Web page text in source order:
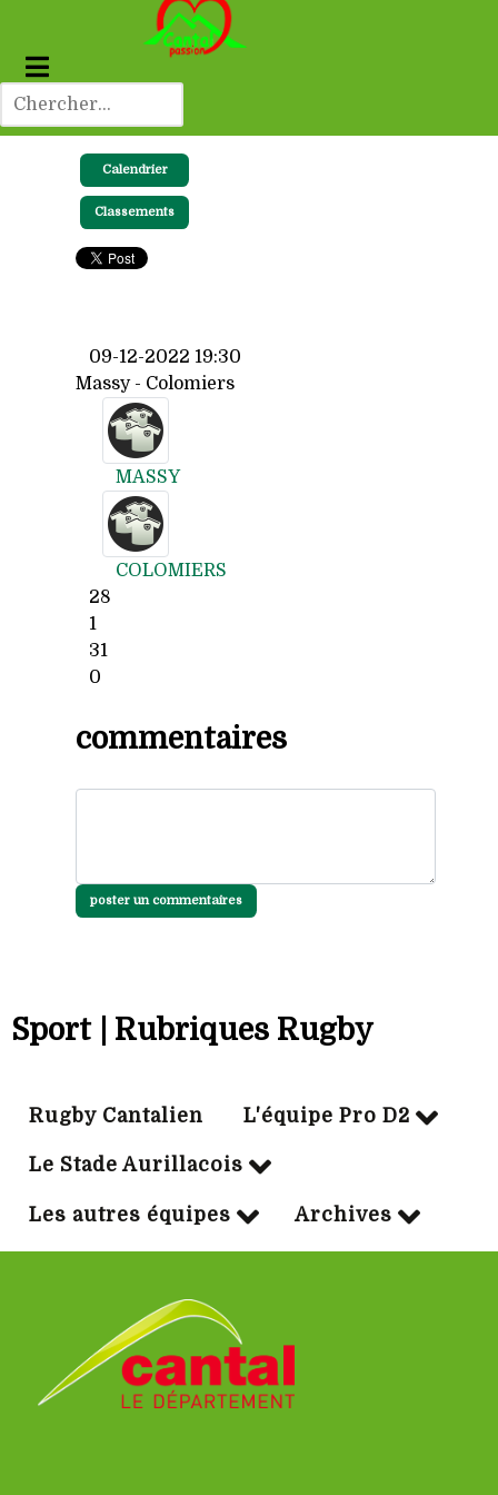
Calendrier
Classements
09-12-2022 19:30
Massy - Colomiers
MASSY
COLOMIERS
28
1
31
0
commentaires
poster un commentaires
Sport | Rubriques Rugby
Rugby Cantalien L'équipe Pro D2
Le Stade Aurillacois
Les autres équipes Archives